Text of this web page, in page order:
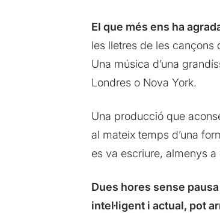
El que més ens ha
les lletres de les cançons
Una música d’una
Londres o Nova York.
Una producció que
al mateix temps d’una
es va escriure, almenys
Dues hores sense pausa
intel·ligent i actual, pot